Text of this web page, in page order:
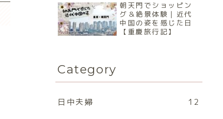
朝天門でショッピン
グ＆絶景体験｜近代
中国の姿を感じた日
【重慶旅行記】
Category
日中夫婦 12